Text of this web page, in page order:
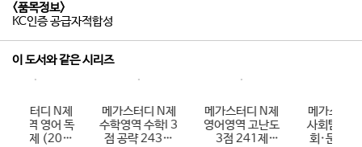
<품목정보>
KC인증 공급자적합성
이 도서와 같은 시리즈
메가스터디 N제
수학영역 수학I 3
점 공략 243제
메가스터디 N제
영어영역 고난도
3점 241제
메가스터디 N제
사회탐구영역 사
회·문화 430제
메가스터
수학영역
점 공략